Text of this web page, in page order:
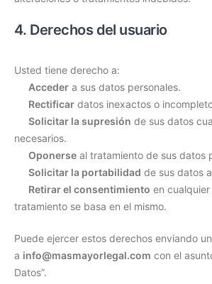
4. Derechos del usuario
Usted tiene derecho a:
Accedera sus datos personales.
Rectificardatos inexactos o
Solicitar la supresión de sus datos
necesarios.
Oponerseal tratamiento de sus datos
Solicitar la portabilidad de sus datos
Retirar el consentimiento en
tratamiento se basa en el mismo.
Puede ejercer estos derechos enviando
a info@masmayorlegal.com con el
Datos”.